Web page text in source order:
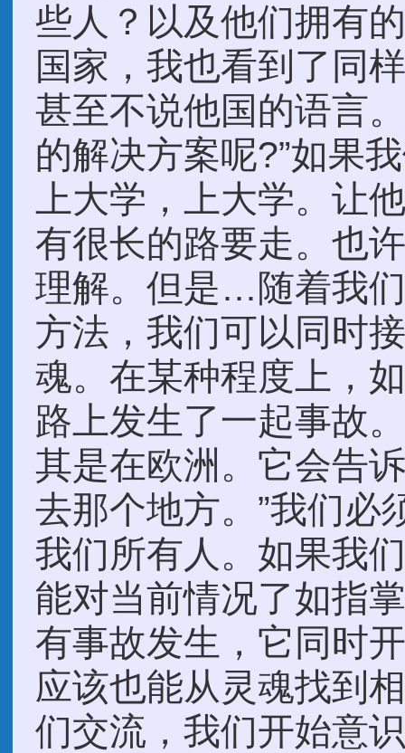
些人？以及他们拥有
国家，我也看到了同
甚至不说他国的语言
的解决方案呢?”如果
上大学，上大学。让
有很长的路要走。也
理解。但是…随着我
方法，我们可以同时
魂。在某种程度上，
路上发生了一起事故
其是在欧洲。它会告
去那个地方。”我们必
我们所有人。如果我
能对当前情况了如指
有事故发生，它同时
应该也能从灵魂找到
们交流，我们开始意